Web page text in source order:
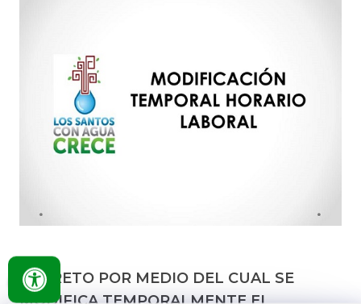
DECRETO POR MEDIO DEL CUAL SE